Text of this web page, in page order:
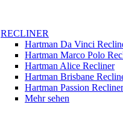
RECLINER
Hartman Da Vinci
Hartman Marco Polo
Hartman Alice Recliner
Hartman Brisbane
Hartman Passion Recliner
Mehr sehen